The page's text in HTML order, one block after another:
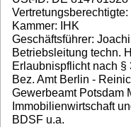
Kammer: IHK
Geschäftsführer:
Betriebsleitung techn.
Erlaubnispflicht nach §
Bez. Amt Berlin -
Gewerbeamt Potsdam
Immobilienwirtschaft
BDSF u.a.